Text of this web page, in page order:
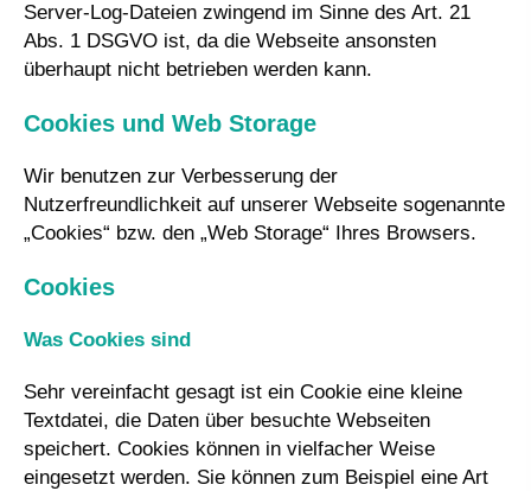
Server-Log-Dateien zwingend im Sinne des Art. 21
Abs. 1 DSGVO ist, da die Webseite ansonsten
überhaupt nicht betrieben werden kann.
Cookies und Web Storage
Wir benutzen zur Verbesserung der
Nutzerfreundlichkeit auf unserer Webseite sogenannte
„Cookies“ bzw. den „Web Storage“ Ihres Browsers.
Cookies
Was Cookies sind
Sehr vereinfacht gesagt ist ein Cookie eine kleine
Textdatei, die Daten über besuchte Webseiten
speichert. Cookies können in vielfacher Weise
eingesetzt werden. Sie können zum Beispiel eine Art